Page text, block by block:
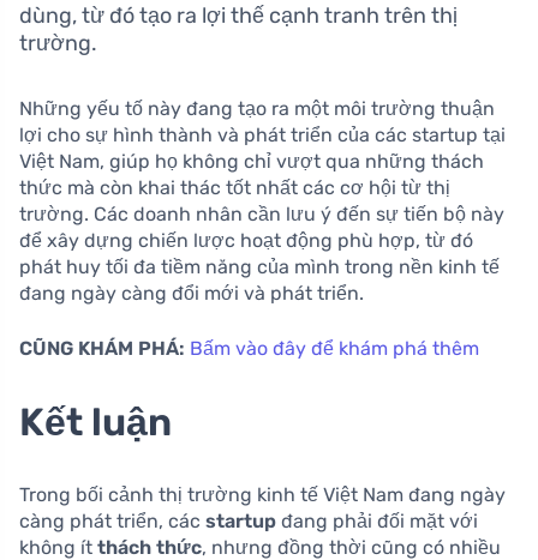
dùng, từ đó tạo ra lợi thế cạnh tranh trên thị
trường.
Những yếu tố này đang tạo ra một môi trường thuận
lợi cho sự hình thành và phát triển của các startup tại
Việt Nam, giúp họ không chỉ vượt qua những thách
thức mà còn khai thác tốt nhất các cơ hội từ thị
trường. Các doanh nhân cần lưu ý đến sự tiến bộ này
để xây dựng chiến lược hoạt động phù hợp, từ đó
phát huy tối đa tiềm năng của mình trong nền kinh tế
đang ngày càng đổi mới và phát triển.
CŨNG KHÁM PHÁ: Bấm vào đây để khám phá thêm
Kết luận
Trong bối cảnh thị trường kinh tế Việt Nam đang ngày
càng phát triển, các startup đang phải đối mặt với
không ít thách thức, nhưng đồng thời cũng có nhiều